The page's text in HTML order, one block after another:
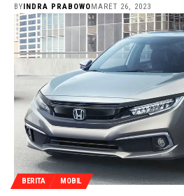
BYINDRA PRABOWOMARET 26, 2023
BERITA MOBIL